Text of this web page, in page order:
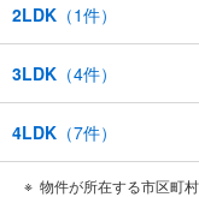
2LDK （1件）
3LDK （4件）
4LDK （7件）
物件が所在する市区町